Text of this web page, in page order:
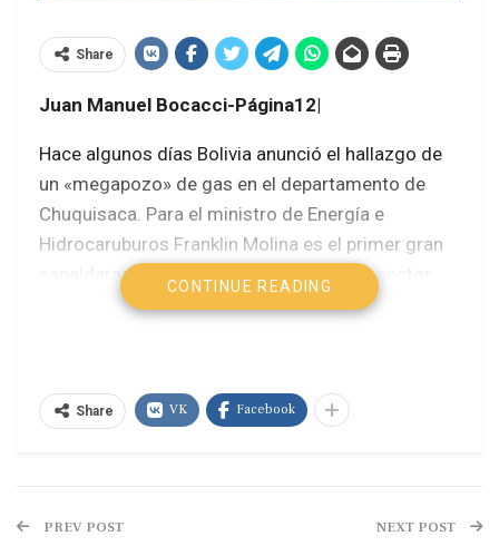
Share
Juan Manuel Bocacci-Página12|
Hace algunos días Bolivia anunció el hallazgo de
un «megapozo» de gas en el departamento de
Chuquisaca. Para el ministro de Energía e
Hidrocaruburos Franklin Molina es el primer gran
espaldarazo al gobierno Luis Arce en un sector
clave de la economía boliviana.
la decisión estratégica de unificar los ministerios
de Energía e Hidrocarburos. Al frente de esta
CONTINUE READING
Share VK Facebook
PREV POST NEXT POST